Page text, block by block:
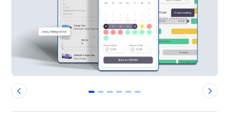
0 1 2 3 4 5